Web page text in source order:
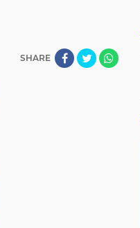
SHARE